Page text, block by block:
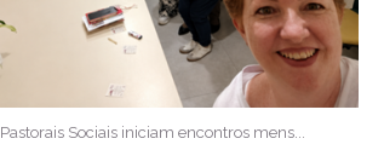
Pastorais Sociais iniciam encontros mens...